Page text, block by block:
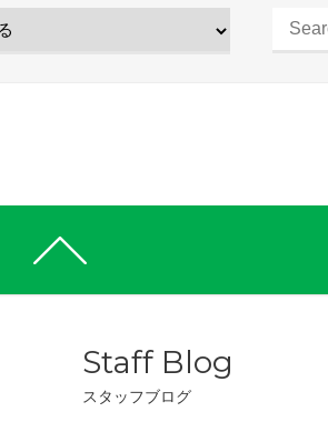
Staff Blog
スタッフブログ